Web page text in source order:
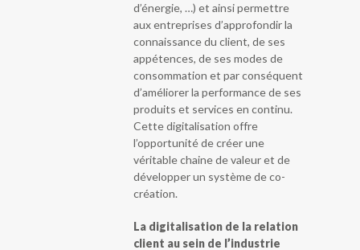
d’énergie, …) et ainsi permettre
aux entreprises d’approfondir la
connaissance du client, de ses
appétences, de ses modes de
consommation et par conséquent
d’améliorer la performance de ses
produits et services en continu.
Cette digitalisation offre
l’opportunité de créer une
véritable chaine de valeur et de
développer un système de co-
création.
La digitalisation de la relation
client au sein de l’industrie